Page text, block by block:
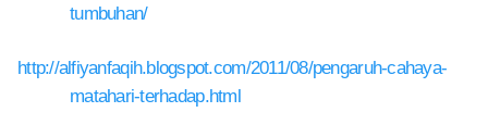
tumbuhan/
http://alfiyanfaqih.blogspot.com/2011/08/pengaruh-cahaya-
matahari-terhadap.html